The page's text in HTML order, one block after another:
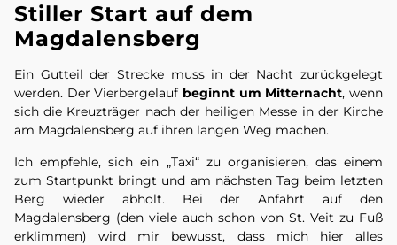
Stiller Start auf dem
Magdalensberg
Ein Gutteil der Strecke muss in der Nacht zurückgelegt
werden. Der Vierbergelauf beginnt um Mitternacht, wenn
sich die Kreuzträger nach der heiligen Messe in der Kirche
am Magdalensberg auf ihren langen Weg machen.
Ich empfehle, sich ein „Taxi“ zu organisieren, das einem
zum Startpunkt bringt und am nächsten Tag beim letzten
Berg wieder abholt. Bei der Anfahrt auf den
Magdalensberg (den viele auch schon von St. Veit zu Fuß
erklimmen) wird mir bewusst, dass mich hier alles